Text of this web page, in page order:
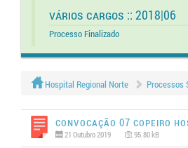
Vários Cargos :: 2018|06
Processo Finalizado
Hospital Regional Norte Processos
Convocação 07 COPEIRO
21 Outubro 2019 95.80 kB